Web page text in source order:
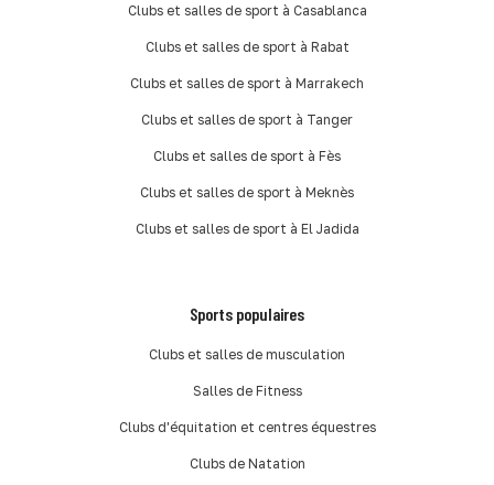
Clubs et salles de sport à Casablanca
Clubs et salles de sport à Rabat
Clubs et salles de sport à Marrakech
Clubs et salles de sport à Tanger
Clubs et salles de sport à Fès
Clubs et salles de sport à Meknès
Clubs et salles de sport à El Jadida
Sports populaires
Clubs et salles de musculation
Salles de Fitness
Clubs d'équitation et centres équestres
Clubs de Natation